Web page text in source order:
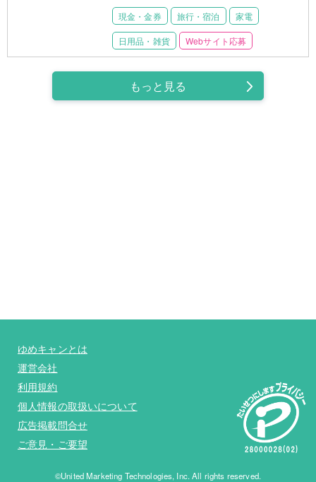
現金・金券 旅行・宿泊 家電
日用品・雑貨 Webサイト応募
もっと見る
ゆめキャンとは
運営会社
利用規約
個人情報の取扱いについて
広告掲載問合せ
ご意見・ご要望
©United Marketing Technologies, Inc. All rights reserved.